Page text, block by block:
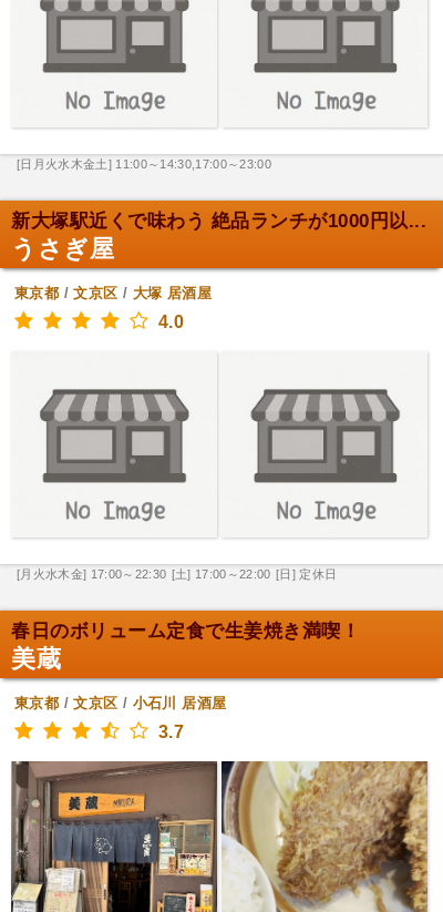
[日月火水木金土] 11:00～14:30,17:00～23:00
新大塚駅近くで味わう 絶品ランチが1000円以...
うさぎ屋
東京都 /文京区 / 大塚 居酒屋
4.0
[月火水木金] 17:00～22:30 [土] 17:00～22:00 [日] 定休日
春日のボリューム定食で生姜焼き満喫！
美蔵
東京都 /文京区 / 小石川 居酒屋
3.7